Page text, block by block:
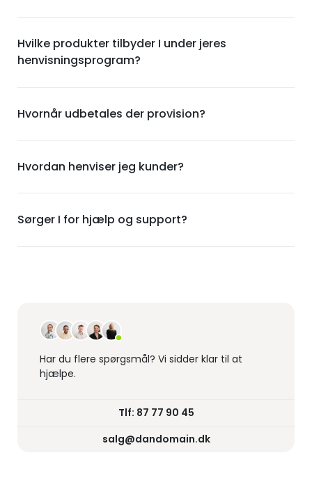
Hvilke produkter tilbyder I under jeres
henvisningsprogram?
Hvornår udbetales der provision?
Hvordan henviser jeg kunder?
Sørger I for hjælp og support?
Har du flere spørgsmål? Vi sidder klar til at
hjælpe.
Tlf: 87 77 90 45
salg@dandomain.dk